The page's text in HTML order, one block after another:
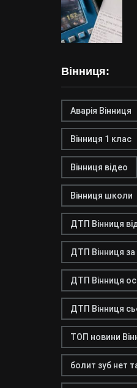
Вінниця:
Аварія Вінниця
Вінниця 1 клас
Вінниця відео
Вінниця школи
ДТП Вінниця
ДТП Вінниця за
ДТП Вінниця
ДТП Вінниця
ТОП новини
болит зуб нет